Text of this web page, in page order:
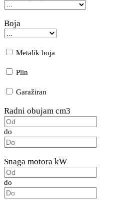
Boja
Metalik boja
Plin
Garažiran
Radni obujam cm3
do
Snaga motora kW
do